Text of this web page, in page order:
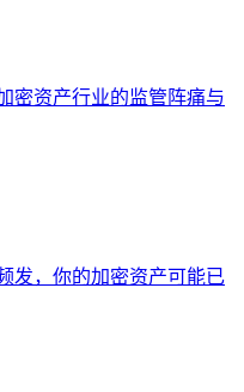
密资产行业的监管阵痛与
发，你的加密资产可能已